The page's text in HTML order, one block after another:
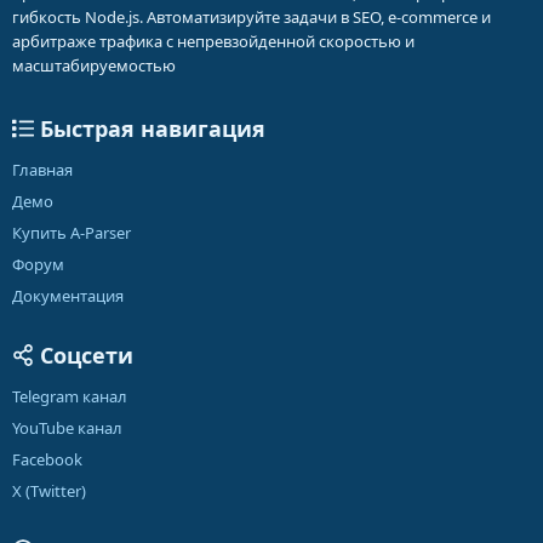
гибкость Node.js. Автоматизируйте задачи в SEO, e-commerce и
арбитраже трафика с непревзойденной скоростью и
масштабируемостью
Быстрая навигация
Главная
Демо
Купить A-Parser
Форум
Документация
Соцсети
Telegram канал
YouTube канал
Facebook
X (Twitter)